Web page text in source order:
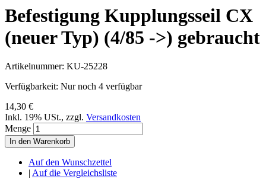
Befestigung Kupplungsseil CX
(neuer Typ) (4/85 ->) gebraucht
Artikelnummer: KU-25228
Verfügbarkeit: Nur noch 4 verfügbar
14,30 €
Inkl. 19% USt., zzgl. Versandkosten
Menge
In den Warenkorb
Auf den Wunschzettel
| Auf die Vergleichsliste